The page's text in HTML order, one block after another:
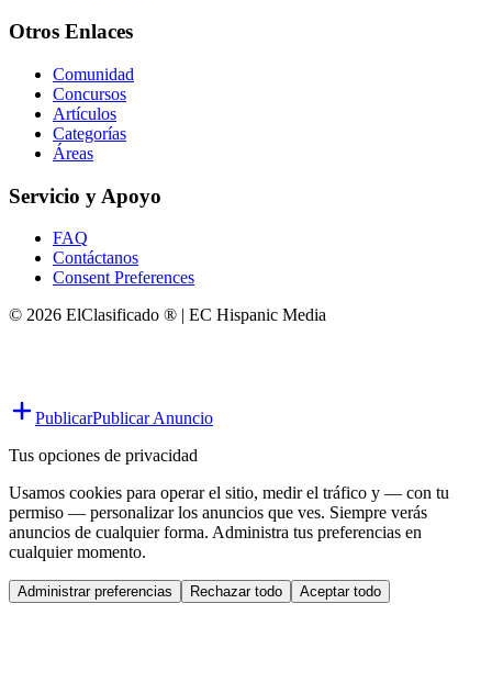
Otros Enlaces
Comunidad
Concursos
Artículos
Categorías
Áreas
Servicio y Apoyo
FAQ
Contáctanos
Consent Preferences
© 2026 ElClasificado ® | EC Hispanic Media
PublicarPublicar Anuncio
Tus opciones de privacidad
Usamos cookies para operar el sitio, medir el tráfico y — con tu
permiso — personalizar los anuncios que ves. Siempre verás
anuncios de cualquier forma. Administra tus preferencias en
cualquier momento.
Administrar preferencias Rechazar todo Aceptar todo